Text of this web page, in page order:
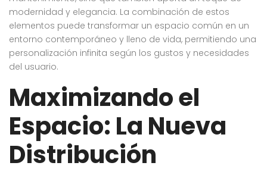
modernidad y elegancia. La combinación de estos
elementos puede transformar un espacio común en un
entorno contemporáneo y lleno de vida, permitiendo una
personalización infinita según los gustos y necesidades
del usuario.
Maximizando el
Espacio: La Nueva
Distribución